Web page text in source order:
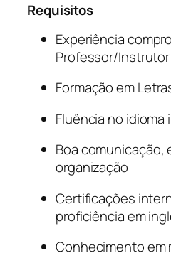
Requisitos
Experiência
Professor/
Formação em
Fluência no idioma
Boa comunicação,
organização
Certificações
proficiência em
Conhecimento em